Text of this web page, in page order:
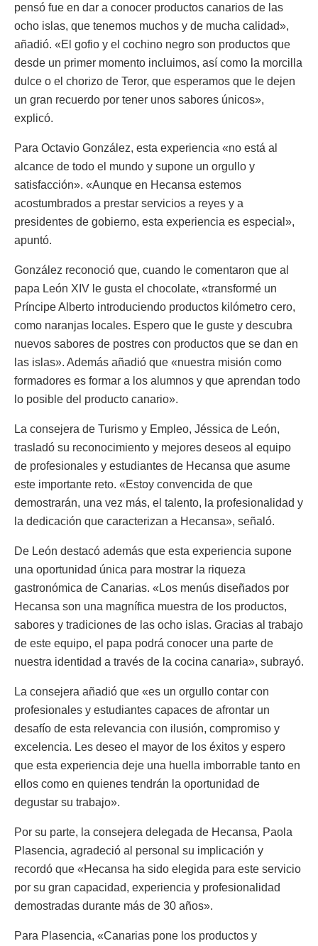
pensó fue en dar a conocer productos canarios de las
ocho islas, que tenemos muchos y de mucha calidad»,
añadió. «El gofio y el cochino negro son productos que
desde un primer momento incluimos, así como la morcilla
dulce o el chorizo de Teror, que esperamos que le dejen
un gran recuerdo por tener unos sabores únicos»,
explicó.
Para Octavio González, esta experiencia «no está al
alcance de todo el mundo y supone un orgullo y
satisfacción». «Aunque en Hecansa estemos
acostumbrados a prestar servicios a reyes y a
presidentes de gobierno, esta experiencia es especial»,
apuntó.
González reconoció que, cuando le comentaron que al
papa León XIV le gusta el chocolate, «transformé un
Príncipe Alberto introduciendo productos kilómetro cero,
como naranjas locales. Espero que le guste y descubra
nuevos sabores de postres con productos que se dan en
las islas». Además añadió que «nuestra misión como
formadores es formar a los alumnos y que aprendan todo
lo posible del producto canario».
La consejera de Turismo y Empleo, Jéssica de León,
trasladó su reconocimiento y mejores deseos al equipo
de profesionales y estudiantes de Hecansa que asume
este importante reto. «Estoy convencida de que
demostrarán, una vez más, el talento, la profesionalidad y
la dedicación que caracterizan a Hecansa», señaló.
De León destacó además que esta experiencia supone
una oportunidad única para mostrar la riqueza
gastronómica de Canarias. «Los menús diseñados por
Hecansa son una magnífica muestra de los productos,
sabores y tradiciones de las ocho islas. Gracias al trabajo
de este equipo, el papa podrá conocer una parte de
nuestra identidad a través de la cocina canaria», subrayó.
La consejera añadió que «es un orgullo contar con
profesionales y estudiantes capaces de afrontar un
desafío de esta relevancia con ilusión, compromiso y
excelencia. Les deseo el mayor de los éxitos y espero
que esta experiencia deje una huella imborrable tanto en
ellos como en quienes tendrán la oportunidad de
degustar su trabajo».
Por su parte, la consejera delegada de Hecansa, Paola
Plasencia, agradeció al personal su implicación y
recordó que «Hecansa ha sido elegida para este servicio
por su gran capacidad, experiencia y profesionalidad
demostradas durante más de 30 años».
Para Plasencia, «Canarias pone los productos y